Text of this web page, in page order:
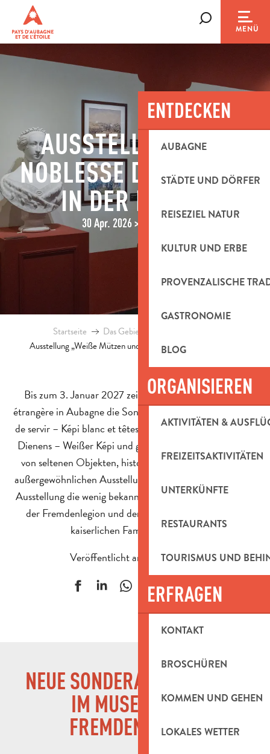
contenu
principal
MENÜ
ENTDECKEN
AUBAGNE
STÄDTE UND DÖRFER
REISEZIEL NATUR
KULTUR UND ERBE
PROVENZALISCHE
GASTRONOMIE
BLOG
ORGANISIEREN
AKTIVITÄTEN &
FREIZEITSAKTIVITÄTEN
UNTERKÜNFTE
RESTAURANTS
TOURISMUS UND
ERFRAGEN
KONTAKT
BROSCHÜREN
KOMMEN UND GEHEN
LOKALES WETTER
AUSSTELLUNG "LA
NOBLESSE DE SERVIR"
IN DER LEGION
30 Apr. 2026 > 3 Jan. 2027
Startseite Das Gebiet entdecken
Ausstellung „Weiße Mützen und gekrönte Häupter“ in der Légion
Bis zum 3. Januar 2027 zeigt das Musée de la Légion
étrangère in Aubagne die Sonderausstellung „La Noblesse
de servir – Képi blanc et têtes couronnées“ (Der Adel des
Dienens – Weißer Képi und gekrönte Häupter). Anhand
von seltenen Objekten, historischen Dokumenten und
außergewöhnlichen Ausstellungsstücken beleuchtet diese
Ausstellung die wenig bekannten Verbindungen zwischen
der Fremdenlegion und den großen königlichen und
kaiserlichen Familien der Welt.
Veröffentlicht am 4 Juni 2026
Ajouter aux
NEUE SONDERAUSSTELLUNG
IM MUSEUM DER
FREMDENLEGION